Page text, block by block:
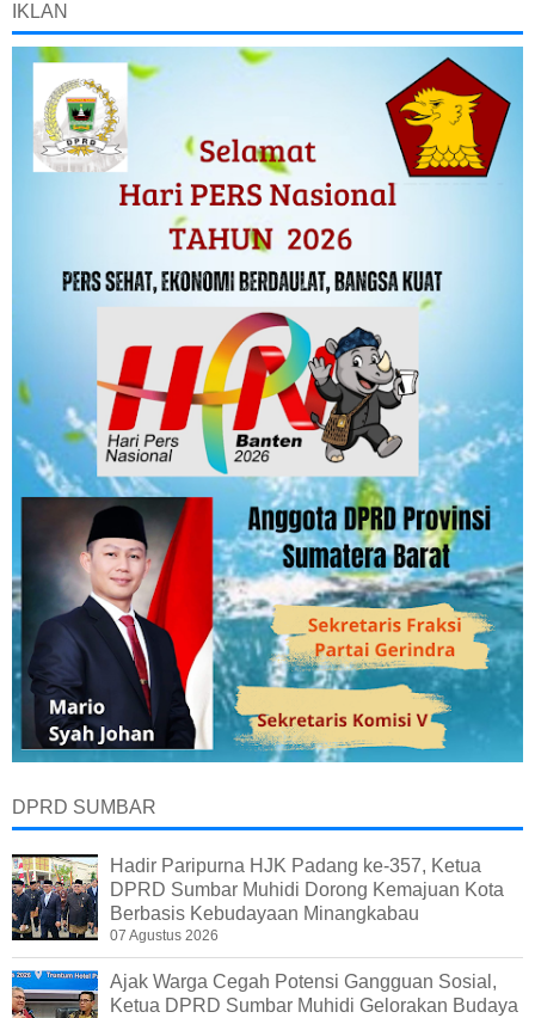
IKLAN
DPRD SUMBAR
Hadir Paripurna HJK Padang ke-357, Ketua
DPRD Sumbar Muhidi Dorong Kemajuan Kota
Berbasis Kebudayaan Minangkabau
07 Agustus 2026
Ajak Warga Cegah Potensi Gangguan Sosial,
Ketua DPRD Sumbar Muhidi Gelorakan Budaya